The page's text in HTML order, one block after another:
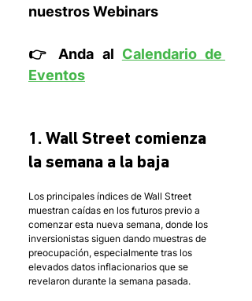
nuestros Webinars
👉 Anda al Calendario de
Eventos
1. Wall Street comienza
la semana a la baja
Los principales índices de Wall Street
muestran caídas en los futuros previo a
comenzar esta nueva semana, donde los
inversionistas siguen dando muestras de
preocupación, especialmente tras los
elevados datos inflacionarios que se
revelaron durante la semana pasada.